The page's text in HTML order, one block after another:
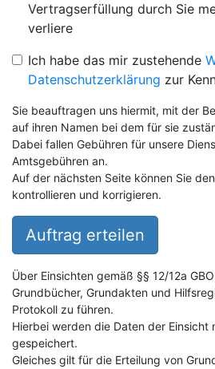
Vertragserfüllung durch Sie
verliere
Ich habe das mir zustehende
Datenschutzerklärung zur
Sie beauftragen uns hiermit, mit der
auf ihren Namen bei dem für sie
Dabei fallen Gebühren für unsere
Amtsgebühren an.
Auf der nächsten Seite können Sie
kontrollieren und korrigieren.
Auftrag erteilen
Über Einsichten gemäß §§ 12/12a
Grundbücher, Grundakten und
Protokoll zu führen.
Hierbei werden die Daten der Einsicht
gespeichert.
Gleiches gilt für die Erteilung von